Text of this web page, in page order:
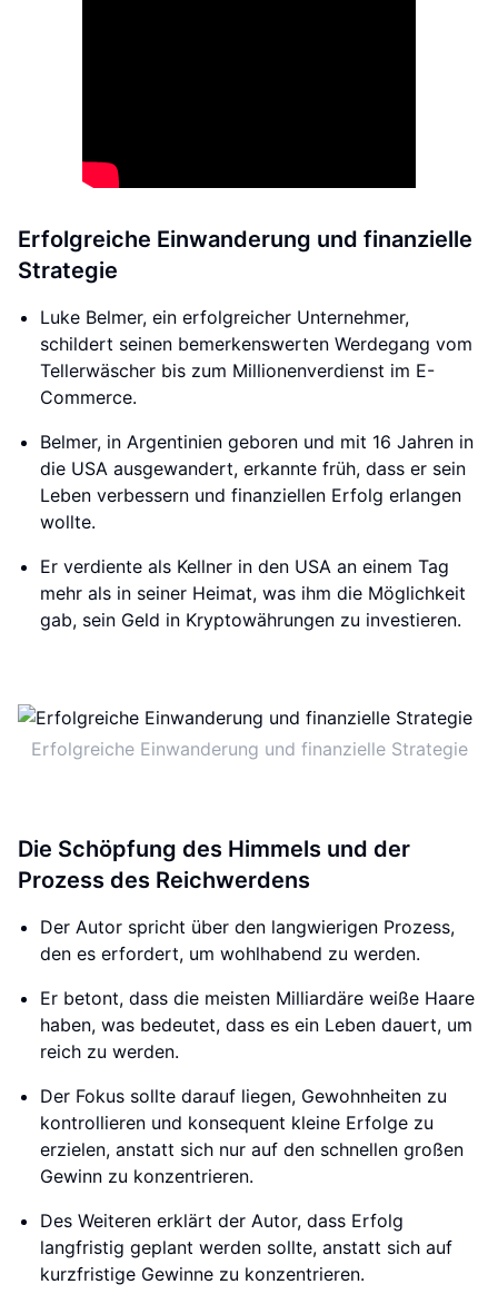
Erfolgreiche Einwanderung und finanzielle
Strategie
Luke Belmer, ein erfolgreicher Unternehmer,
schildert seinen bemerkenswerten Werdegang vom
Tellerwäscher bis zum Millionenverdienst im E-
Commerce.
Belmer, in Argentinien geboren und mit 16 Jahren in
die USA ausgewandert, erkannte früh, dass er sein
Leben verbessern und finanziellen Erfolg erlangen
wollte.
Er verdiente als Kellner in den USA an einem Tag
mehr als in seiner Heimat, was ihm die Möglichkeit
gab, sein Geld in Kryptowährungen zu investieren.
Erfolgreiche Einwanderung und finanzielle Strategie
Die Schöpfung des Himmels und der
Prozess des Reichwerdens
Der Autor spricht über den langwierigen Prozess,
den es erfordert, um wohlhabend zu werden.
Er betont, dass die meisten Milliardäre weiße Haare
haben, was bedeutet, dass es ein Leben dauert, um
reich zu werden.
Der Fokus sollte darauf liegen, Gewohnheiten zu
kontrollieren und konsequent kleine Erfolge zu
erzielen, anstatt sich nur auf den schnellen großen
Gewinn zu konzentrieren.
Des Weiteren erklärt der Autor, dass Erfolg
langfristig geplant werden sollte, anstatt sich auf
kurzfristige Gewinne zu konzentrieren.